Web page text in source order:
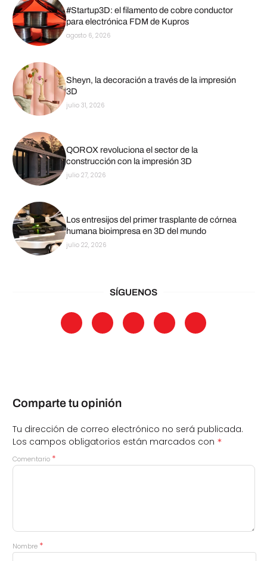
#Startup3D: el filamento de cobre conductor
para electrónica FDM de Kupros
agosto 6, 2026
Sheyn, la decoración a través de la impresión
3D
julio 31, 2026
QOROX revoluciona el sector de la
construcción con la impresión 3D
julio 27, 2026
Los entresijos del primer trasplante de córnea
humana bioimpresa en 3D del mundo
julio 22, 2026
SÍGUENOS
Comparte tu opinión
Tu dirección de correo electrónico no será publicada.
Los campos obligatorios están marcados con *
Comentario *
Nombre *